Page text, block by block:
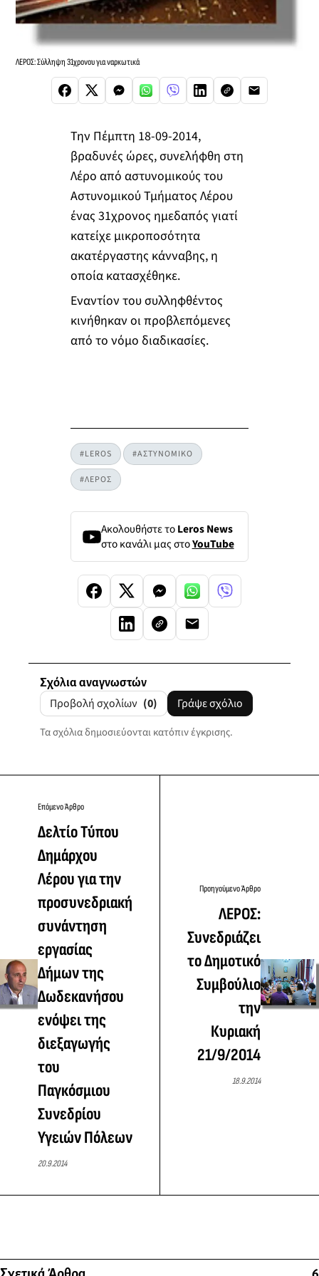
ΛΕΡΟΣ: Σύλληψη 31χρονου για ναρκωτικά
Την Πέμπτη 18-09-2014,
βραδυνές ώρες, συνελήφθη στη
Λέρο από αστυνομικούς του
Αστυνομικού Τμήματος Λέρου
ένας 31χρονος ημεδαπός γιατί
κατείχε μικροποσότητα
ακατέργαστης κάνναβης, η
οποία κατασχέθηκε.
Εναντίον του συλληφθέντος
κινήθηκαν οι προβλεπόμενες
από το νόμο διαδικασίες.
#LEROS #ΑΣΤΥΝΟΜΙΚΟ
#ΛΕΡΟΣ
Ακολουθήστε τοLeros News
στο κανάλι μας στοYouTube
Σχόλια αναγνωστών
Προβολή σχολίων (0) Γράψε σχόλιο
Τα σχόλια δημοσιεύονται κατόπιν έγκρισης.
Επόμενο Άρθρο
Δελτίο Τύπου
Δημάρχου
Λέρου για την
προσυνεδριακή
συνάντηση
εργασίας
Δήμων της
Δωδεκανήσου
ενόψει της
διεξαγωγής
του
Παγκόσμιου
Συνεδρίου
Υγειών Πόλεων
20.9.2014
Προηγούμενο Άρθρο
ΛΕΡΟΣ:
Συνεδριάζει
το Δημοτικό
Συμβούλιο
την
Κυριακή
21/9/2014
18.9.2014